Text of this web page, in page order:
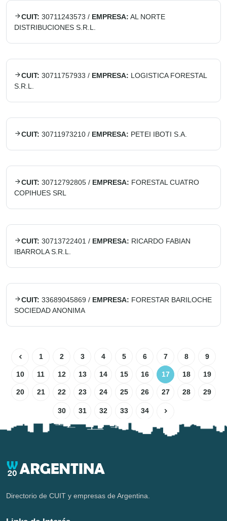
CUIT: 30711243573 / EMPRESA: AL NORTE
DISTRIBUCIONES S.R.L.
CUIT: 30711757933 / EMPRESA: LOGISTICA FORESTAL
S.R.L.
CUIT: 30711973210 / EMPRESA: PETEI IBOTI S.A.
CUIT: 30712792805 / EMPRESA: FORESTAL CUATRO
COPIHUES SRL
CUIT: 30713722401 / EMPRESA: RICARDO FABIAN
IBARROLA S.R.L.
CUIT: 33689045869 / EMPRESA: FORESTAR BARILOCHE
SOCIEDAD ANONIMA
1 2 3 4 5 6 7 8 9
10 11 12 13 14 15 16 17 18 19
20 21 22 23 24 25 26 27 28 29
30 31 32 33 34
Directorio de CUIT y empresas de Argentina.